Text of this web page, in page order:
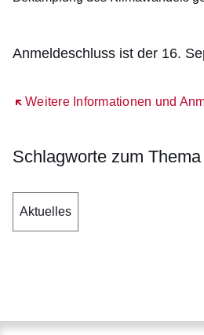
Anmeldeschluss ist der 16.
Weitere Informationen und
Öffnet sich in einem neuen
Schlagworte zum Thema
Aktuelles